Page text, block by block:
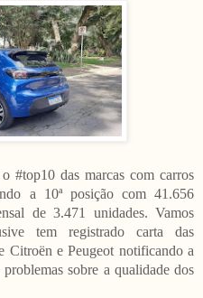
#top10 das marcas com carros
a 10ª posição com 41.656
de 3.471 unidades. Vamos
tem registrado carta das
Citroën e Peugeot notificando a
sobre a qualidade dos